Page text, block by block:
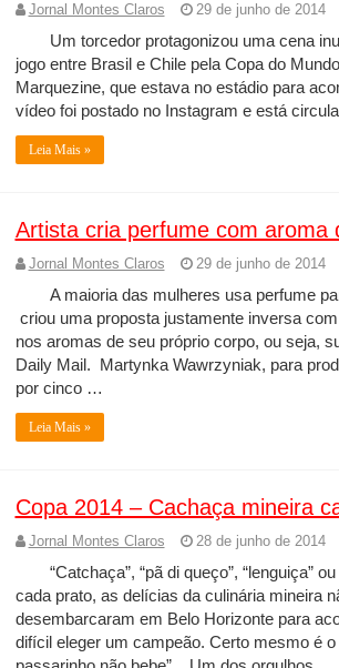
Jornal Montes Claros 29 de junho de 2014
Um torcedor protagonizou uma cena
jogo entre Brasil e Chile pela Copa do
Marquezine, que estava no estádio para
vídeo foi postado no Instagram e está
Leia Mais »
Artista cria perfume com aroma
Jornal Montes Claros 29 de junho de 2014
A maioria das mulheres usa perfume
criou uma proposta justamente inversa
nos aromas de seu próprio corpo, ou seja,
Daily Mail. Martynka Wawrzyniak, para
por cinco …
Leia Mais »
Copa 2014 – Cachaça mineira
Jornal Montes Claros 28 de junho de 2014
“Catchaça”, “pã di queço”, “lenguiça”
cada prato, as delícias da culinária mineira
desembarcaram em Belo Horizonte para
difícil eleger um campeão. Certo mesmo é